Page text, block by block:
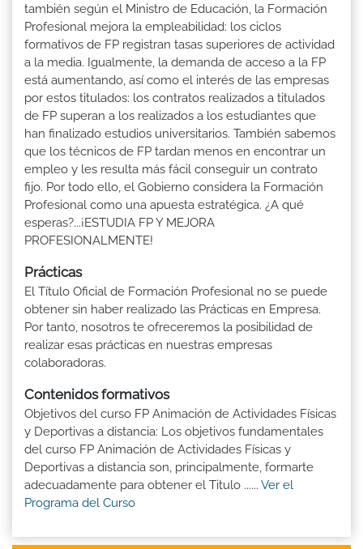
también según el Ministro de Educación, la Formación
Profesional mejora la empleabilidad: los ciclos
formativos de FP registran tasas superiores de actividad
a la media. Igualmente, la demanda de acceso a la FP
está aumentando, así como el interés de las empresas
por estos titulados: los contratos realizados a titulados
de FP superan a los realizados a los estudiantes que
han finalizado estudios universitarios. También sabemos
que los técnicos de FP tardan menos en encontrar un
empleo y les resulta más fácil conseguir un contrato
fijo. Por todo ello, el Gobierno considera la Formación
Profesional como una apuesta estratégica. ¿A qué
esperas?...¡ESTUDIA FP Y MEJORA
PROFESIONALMENTE!
Prácticas
El Título Oficial de Formación Profesional no se puede
obtener sin haber realizado las Prácticas en Empresa.
Por tanto, nosotros te ofreceremos la posibilidad de
realizar esas prácticas en nuestras empresas
colaboradoras.
Contenidos formativos
Objetivos del curso FP Animación de Actividades Físicas
y Deportivas a distancia: Los objetivos fundamentales
del curso FP Animación de Actividades Físicas y
Deportivas a distancia son, principalmente, formarte
adecuadamente para obtener el Titulo ...... Ver el
Programa del Curso